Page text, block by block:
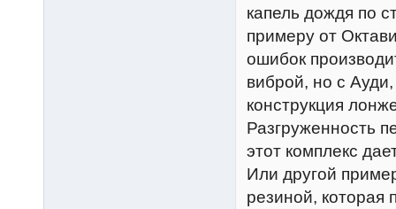
капель дождя по
примеру от
ошибок
виброй, но с
конструкция
Разгруженность
этот комплекс
Или другой
резиной,